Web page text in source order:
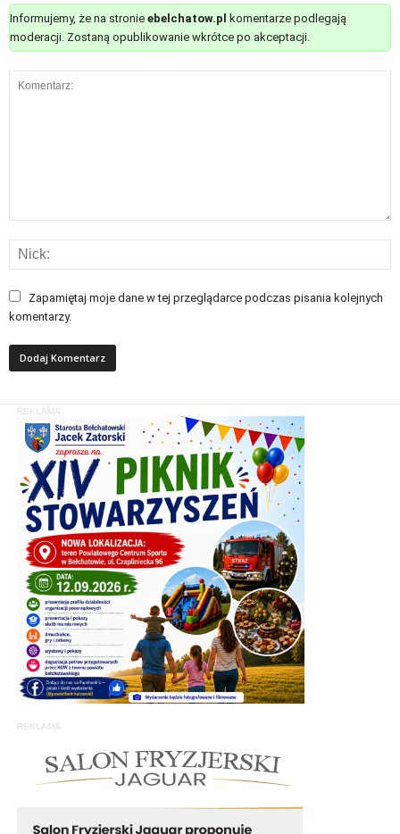
Informujemy, że na stronie ebelchatow.pl komentarze podlegają
moderacji. Zostaną opublikowanie wkrótce po akceptacji.
Zapamiętaj moje dane w tej przeglądarce podczas pisania kolejnych
komentarzy.
REKLAMA
REKLAMA